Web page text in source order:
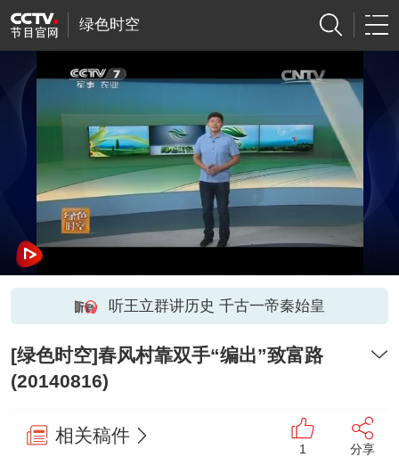
绿色时空
听王立群讲历史 千古一帝秦始皇
[绿色时空]春风村靠双手“编出”致富路
(20140816)
相关稿件
1 分享